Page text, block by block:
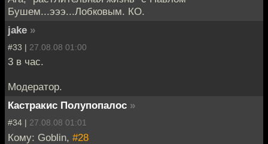
Бушем...эээ...Лобковым. КО.
jake »
#33 | 27.08.08 01:00
3 в час.
Модератор.
Кастракис Полупопалос »
#34 | 27.08.08 01:01
Кому: Goblin, #28